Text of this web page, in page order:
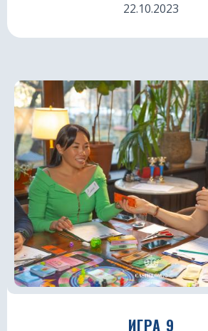
22.10.2023
ИГРА 9